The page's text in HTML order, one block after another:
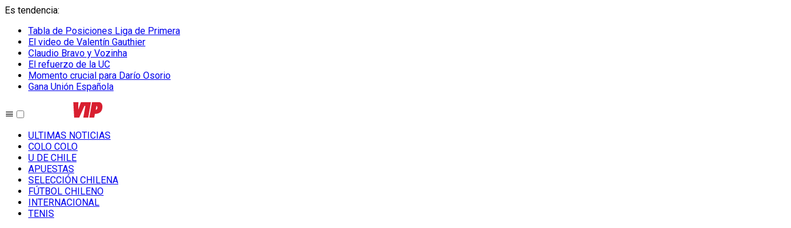
Es tendencia:
Tabla de Posiciones Liga de Primera
El video de Valentín Gauthier
Claudio Bravo y Vozinha
El refuerzo de la UC
Momento crucial para Darío Osorio
Gana Unión Española
ULTIMAS NOTICIAS
COLO COLO
U DE CHILE
APUESTAS
SELECCIÓN CHILENA
FÚTBOL CHILENO
INTERNACIONAL
TENIS